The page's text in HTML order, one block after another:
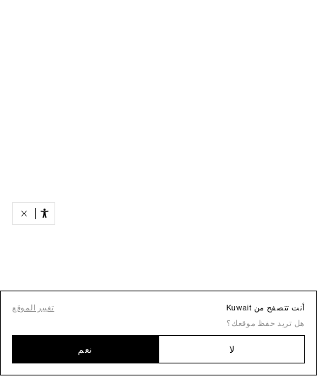
أنت تتصفح من Kuwait
تغيير الموقع
هل تريد حفظ موقعك؟
لا نعم